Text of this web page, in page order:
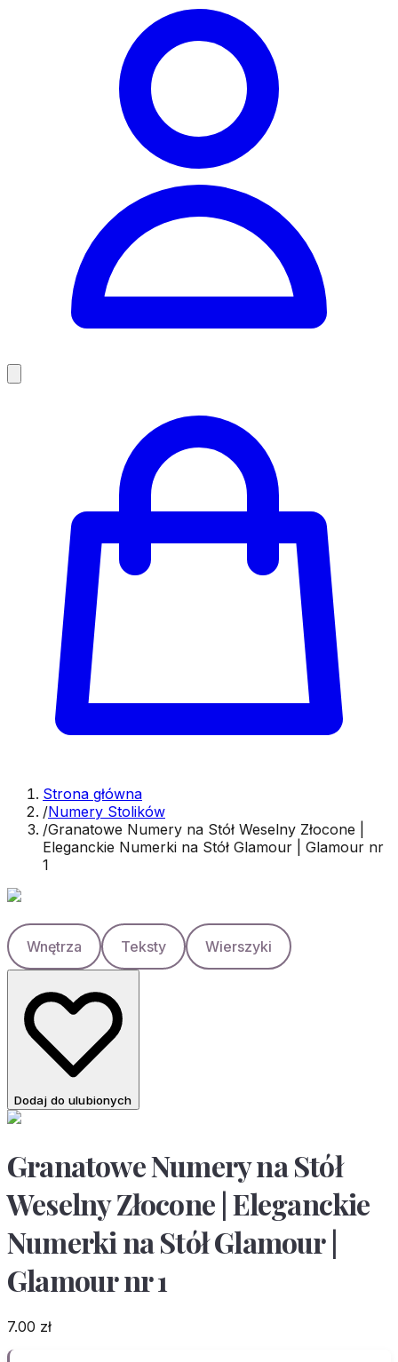
Strona główna
/Numery Stolików
/Granatowe Numery na Stół Weselny Złocone |
Eleganckie Numerki na Stół Glamour | Glamour nr
1
Wnętrza Teksty Wierszyki
Dodaj do ulubionych
Granatowe Numery na Stół
Weselny Złocone | Eleganckie
Numerki na Stół Glamour |
Glamour nr 1
7.00 zł